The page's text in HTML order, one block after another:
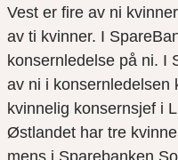
Vest er fire av ni
av ti kvinner. I
konsernledelse på ni. I
av ni i konsernledelsen
kvinnelig konsernsjef i
Østlandet har tre